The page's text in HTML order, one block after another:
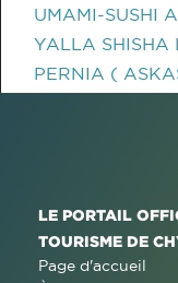
UMAMI-SUSHI
YALLA SHISHA
PERNIA (
LE PORTAIL
TOURISME DE
Page d'accueil